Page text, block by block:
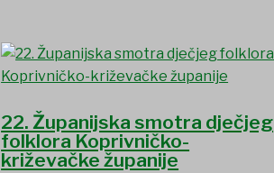
22. Županijska smotra dječjeg
folklora Koprivničko-
križevačke županije